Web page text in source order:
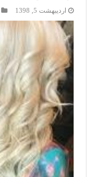
اردیبهشت 5, 1398